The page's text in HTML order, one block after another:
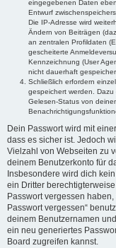
eingegebenen Daten
Entwurf
Die IP-Adresse wird
Ändern von Beiträgen
an zentralen Profildaten
gescheiterte
Kennzeichnung (User
nicht dauerhaft
Schließlich erfordern
gespeichert werden.
Gelesen-Status von
Dein Passwort wird mit
dass es sicher ist. Jedoch
Vielzahl von Webseiten zu
deinem Benutzerkonto für
Insbesondere wird dich
ein Dritter
Passwort vergessen
Passwort vergessen“
deinem Benutzernamen
ein neu generiertes
Board zugreifen kannst.